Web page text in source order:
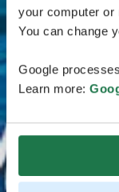
your computer or
You can change
Google
Learn more: